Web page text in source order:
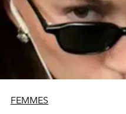
FEMMES